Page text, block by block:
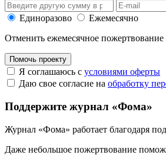
Единоразово
Ежемесячно
Отменить ежемесячное
Помочь проекту
Я соглашаюсь с условиями оферты
Даю свое согласие на обработку
Поддержите журнал «Фома»
Журнал «Фома» работает благодаря
Даже небольшое пожертвование